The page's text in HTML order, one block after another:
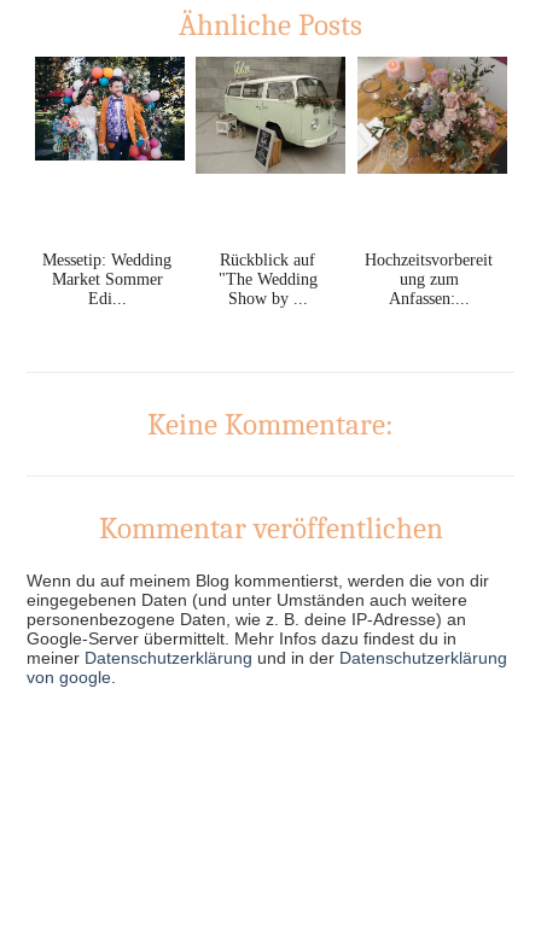
Ähnliche Posts
Messetip: Wedding
Market Sommer
Edi...
Rückblick auf
"The Wedding
Show by ...
Hochzeitsvorbereit
ung zum
Anfassen:...
Keine Kommentare:
Kommentar veröffentlichen
Wenn du auf meinem Blog kommentierst, werden die von dir
eingegebenen Daten (und unter Umständen auch weitere
personenbezogene Daten, wie z. B. deine IP-Adresse) an
Google-Server übermittelt. Mehr Infos dazu findest du in
meiner Datenschutzerklärung und in der Datenschutzerklärung
von google.